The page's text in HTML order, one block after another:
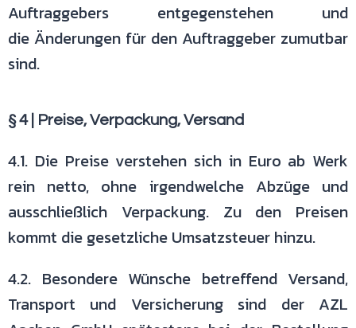
Auftraggebers entgegenstehen und
die Änderungen für den Auftraggeber zumutbar
sind.
§ 4 | Preise, Verpackung, Versand
4.1. Die Preise verstehen sich in Euro ab Werk
rein netto, ohne irgendwelche Abzüge und
ausschließlich Verpackung. Zu den Preisen
kommt die gesetzliche Umsatzsteuer hinzu.
4.2. Besondere Wünsche betreffend Versand,
Transport und Versicherung sind der AZL